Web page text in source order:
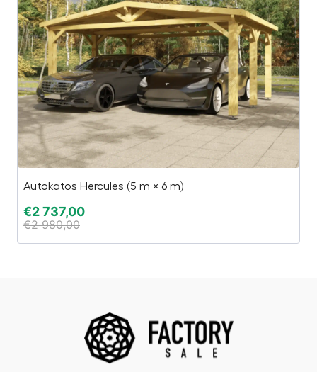
Autokatos Hercules (5 m × 6 m)
€2 737,00
€2 980,00